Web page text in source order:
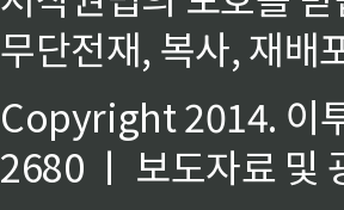
무단전재, 복사, 재배
Copyright 2014. 이
2680 ㅣ 보도자료